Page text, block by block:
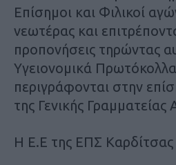
Επίσημοι και Φιλικοί
νεωτέρας και
προπονήσεις τηρώντας
Υγειονομικά
περιγράφονται στην
της Γενικής Γραμματείας
Η Ε.Ε της ΕΠΣ Καρδίτσας